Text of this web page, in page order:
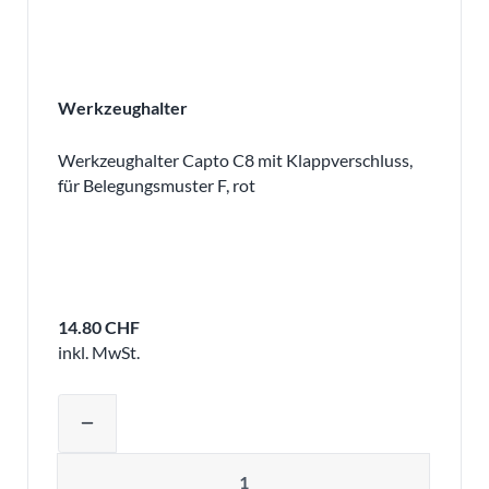
Werkzeughalter
Werkzeughalter Capto C8 mit Klappverschluss,
für Belegungsmuster F, rot
14.80 CHF
inkl. MwSt.
remove